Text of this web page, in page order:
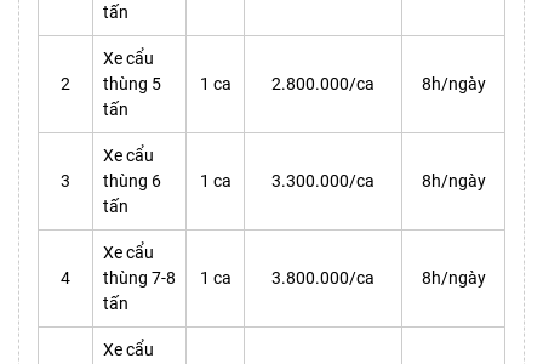
tấn
2
Xe cẩu
thùng 5
tấn
1 ca 2.800.000/ca 8h/ngày
3
Xe cẩu
thùng 6
tấn
1 ca 3.300.000/ca 8h/ngày
4
Xe cẩu
thùng 7-8
tấn
1 ca 3.800.000/ca 8h/ngày
Xe cẩu